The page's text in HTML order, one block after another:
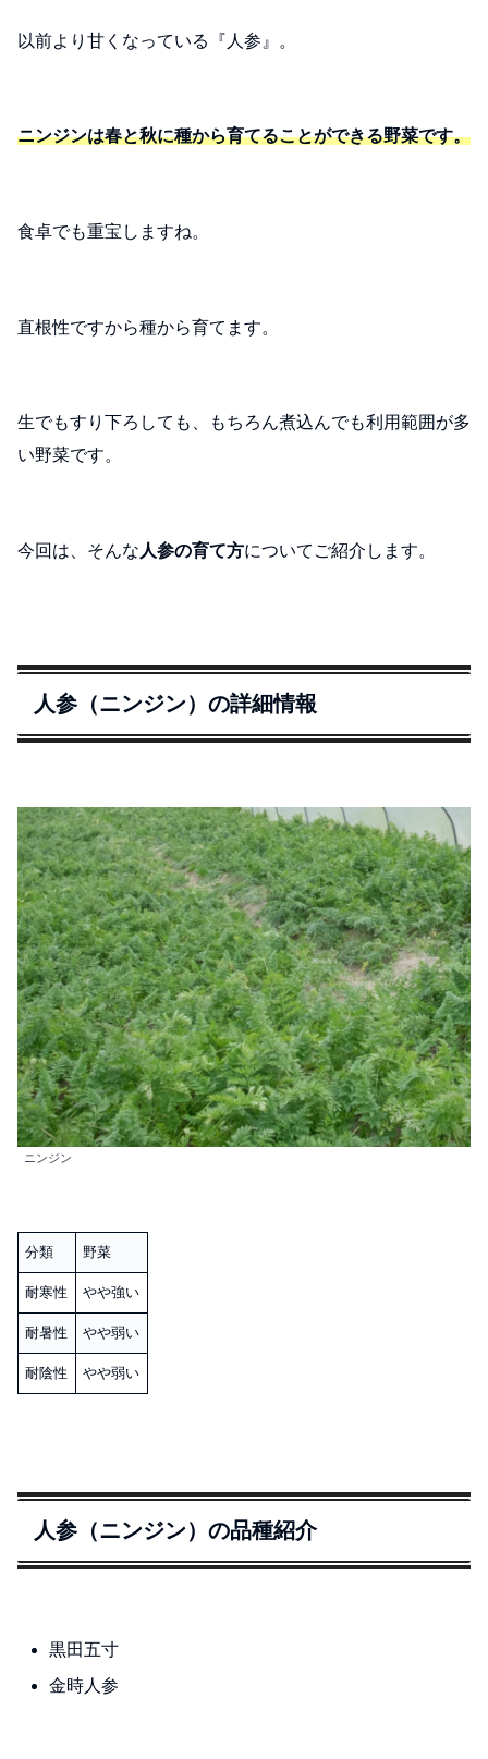
以前より甘くなっている『人参』。
ニンジンは春と秋に種から育てることができる野菜です。
食卓でも重宝しますね。
直根性ですから種から育てます。
生でもすり下ろしても、もちろん煮込んでも利用範囲が多
い野菜です。
今回は、そんな 人参の育て方についてご紹介します。
人参（ニンジン）の詳細情報
ニンジン
分類 野菜
耐寒性 やや強い
耐暑性 やや弱い
耐陰性 やや弱い
人参（ニンジン）の品種紹介
黒田五寸
金時人参